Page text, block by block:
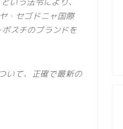
・セゴドニャ国際
スチのブランドを
いて、正確で最新の